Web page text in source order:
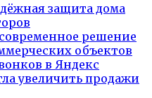
защита дома
решение
объектов
в Яндекс
увеличить продажи